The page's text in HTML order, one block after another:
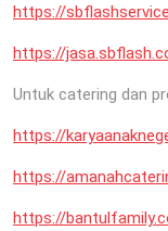
https://
https://
Untuk catering dan
https://
https://
https://